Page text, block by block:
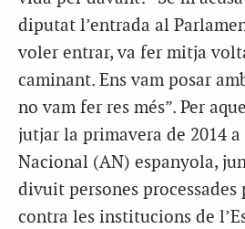
diputat l’entrada al
voler entrar, va fer mitja
caminant. Ens vam posar
no vam fer res més”. Per
jutjar la primavera de 2014 a
Nacional (AN) espanyola,
divuit persones
contra les institucions de